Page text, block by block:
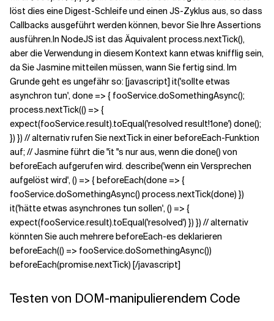
löst dies eine Digest-Schleife und einen JS-Zyklus aus, so dass
Callbacks ausgeführt werden können, bevor Sie Ihre Assertions
ausführen.In NodeJS ist das Äquivalent process.nextTick(),
aber die Verwendung in diesem Kontext kann etwas knifflig sein,
da Sie Jasmine mitteilen müssen, wann Sie fertig sind. Im
Grunde geht es ungefähr so: [javascript] it('sollte etwas
asynchron tun', done => { fooService.doSomethingAsync();
process.nextTick(() => {
expect(fooService.result).toEqual('resolved result!1one') done();
}) }) // alternativ rufen Sie nextTick in einer beforeEach-Funktion
auf; // Jasmine führt die "it "s nur aus, wenn die done() von
beforeEach aufgerufen wird. describe('wenn ein Versprechen
aufgelöst wird', () => { beforeEach(done => {
fooService.doSomethingAsync() process.nextTick(done) })
it('hätte etwas asynchrones tun sollen', () => {
expect(fooService.result).toEqual('resolved') }) }) // alternativ
könnten Sie auch mehrere beforeEach-es deklarieren
beforeEach(() => fooService.doSomethingAsync())
beforeEach(promise.nextTick) [/javascript]
Testen von DOM-manipulierendem Code